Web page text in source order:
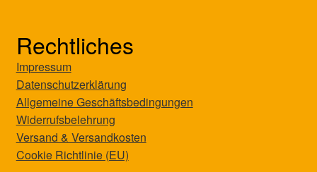
Rechtliches
Impressum
Datenschutzerklärung
Allgemeine Geschäftsbedingungen
Widerrufsbelehrung
Versand & Versandkosten
Cookie Richtlinie (EU)